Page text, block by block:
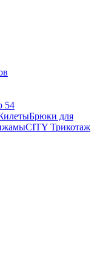
54
Брюки для
CITY Трикотаж